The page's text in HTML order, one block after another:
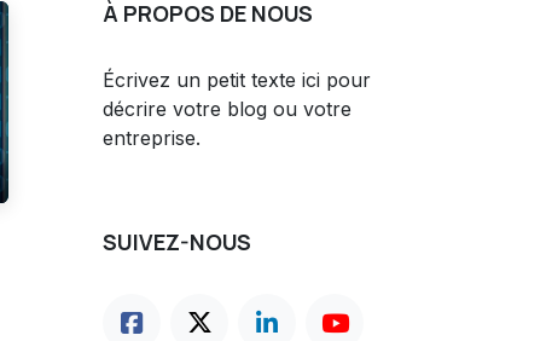
À PROPOS DE NOUS
Écrivez un petit texte ici pour
décrire votre blog ou votre
entreprise.
SUIVEZ-NOUS